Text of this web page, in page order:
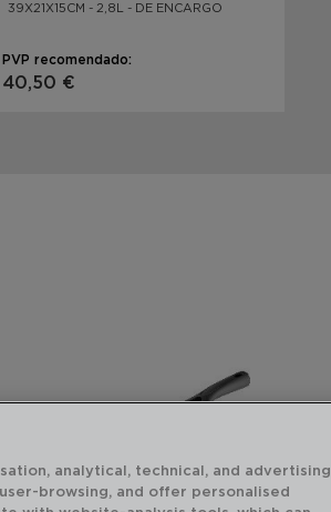
39X21X15CM - 2,8L - DE ENCARGO
PVP recomendado:
40,50 €
analytical, technical, and advertising
browsing, and offer personalised